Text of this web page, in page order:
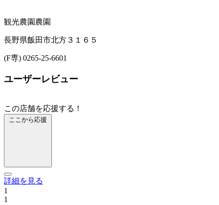
観光農園 農園
長野県飯田市北方３１６５
(F専) 0265-25-6601
ユーザーレビュー
この店舗を応援する！
ここから応援
詳細を見る
1
1